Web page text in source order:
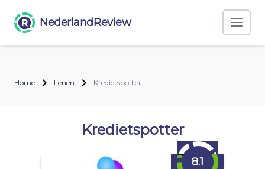
NederlandReview
Home Lenen Kredietspotter
Kredietspotter
8.1